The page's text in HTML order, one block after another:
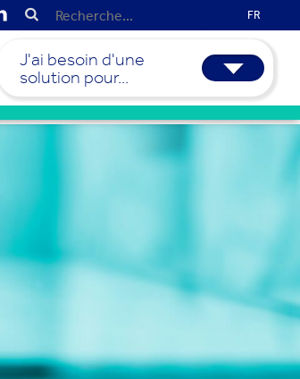
FR
J'ai besoin d'une
solution pour...